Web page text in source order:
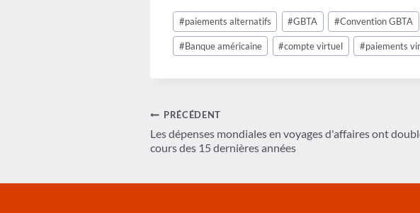
Étiquettes
de
la
publication :
#paiements alternatifs #GBTA #Convention GBTA
#Banque américaine #compte virtuel #paiements
Navigation
de
l’article
PRÉCÉDENT
Les dépenses mondiales en voyages d'affaires ont
cours des 15 dernières années